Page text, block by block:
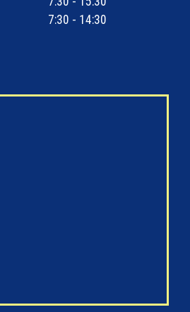
7:30 - 14:30